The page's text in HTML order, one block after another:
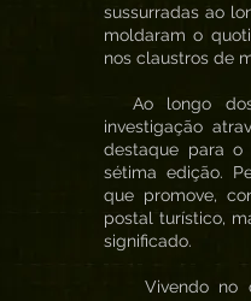
sussurradas ao
moldaram o
nos claustros de
Ao longo dos
investigação
destaque para o
sétima edição.
que promove,
postal turístico,
significado.
Vivendo no